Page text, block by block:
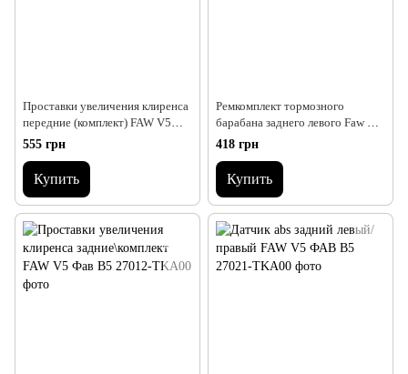
Проставки увеличения клиренса
передние (комплект) FAW V5
Фав В5
555 грн
Купить
Ремкомплект тормозного
барабана заднего левого Faw V5
Фав В5
418 грн
Купить